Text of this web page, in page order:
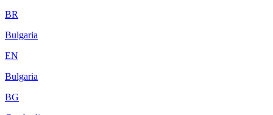
BR
Bulgaria
EN
Bulgaria
BG